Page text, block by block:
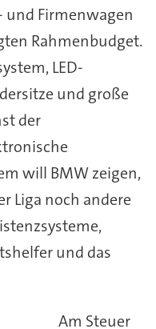
und Firmenwagen
Rahmenbudget.
LED-
und große
der
will BMW zeigen,
Liga noch andere
und das
Am Steuer